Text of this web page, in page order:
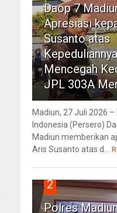
Daop 7
Apresiasi
Susanto atas
Kepeduliannya
Mencegah
JPL 303A
Madiun, 27 Juli 2026 –
Indonesia (Persero)
Madiun memberikan
Aris Susanto atas d...
2
Polres